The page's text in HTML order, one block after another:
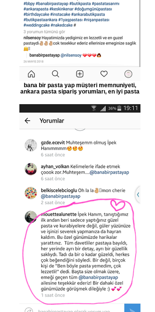
bana bir pasta yap müşteri memnuniyeti,
ankara pasta sipariş yorumları, en iyi pasta